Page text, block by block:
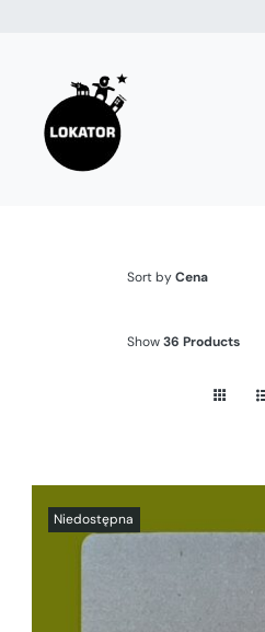
zawartości
Sort byCena
Show36 Products